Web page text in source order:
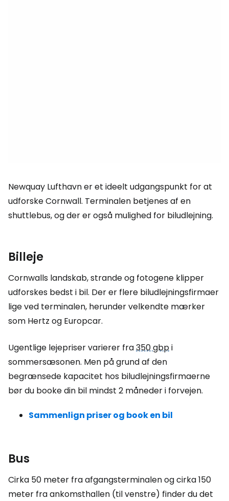
Newquay Lufthavn er et ideelt udgangspunkt for at
udforske Cornwall. Terminalen betjenes af en
shuttlebus, og der er også mulighed for biludlejning.
Billeje
Cornwalls landskab, strande og fotogene klipper
udforskes bedst i bil. Der er flere biludlejningsfirmaer
lige ved terminalen, herunder velkendte mærker
som Hertz og Europcar.
Ugentlige lejepriser varierer fra350 gbpi
sommersæsonen. Men på grund af den
begrænsede kapacitet hos biludlejningsfirmaerne
bør du booke din bil mindst 2 måneder i forvejen.
Sammenlign priser og book en bil
Bus
Cirka 50 meter fra afgangsterminalen og cirka 150
meter fra ankomsthallen (til venstre) finder du det